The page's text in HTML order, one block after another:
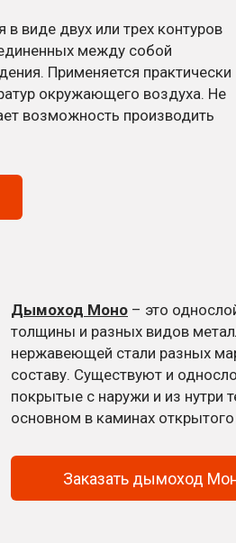
в виде двух или трех контуров
между собой
Применяется практически
окружающего воздуха. Не
возможность производить
Дымоход Моно – это
толщины и разных видов
нержавеющей стали разных
составу. Существуют и
покрытые с наружи и из нутри
основном в каминах открытого
Заказать дымоход